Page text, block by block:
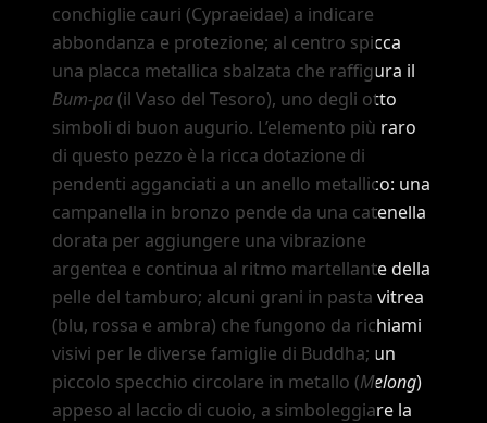
conchiglie cauri (Cypraeidae) a indicare
abbondanza e protezione; al centro spicca
una placca metallica sbalzata che raffigura il
Bum-pa (il Vaso del Tesoro), uno degli otto
simboli di buon augurio. L’elemento più raro
di questo pezzo è la ricca dotazione di
pendenti agganciati a un anello metallico: una
campanella in bronzo pende da una catenella
dorata per aggiungere una vibrazione
argentea e continua al ritmo martellante della
pelle del tamburo; alcuni grani in pasta vitrea
(blu, rossa e ambra) che fungono da richiami
visivi per le diverse famiglie di Buddha; un
piccolo specchio circolare in metallo (Melong)
appeso al laccio di cuoio, a simboleggiare la